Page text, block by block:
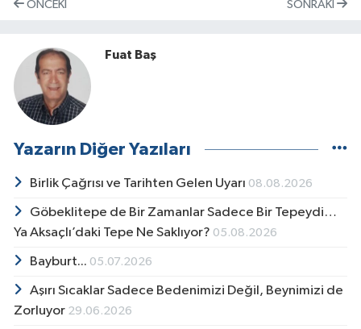
ÖNCEKI SONRAKI
Fuat Baş
Yazarın Diğer Yazıları
Birlik Çağrısı ve Tarihten Gelen Uyarı 08.08.2026
Göbeklitepe de Bir Zamanlar Sadece Bir Tepeydi…
Ya Aksaçlı’daki Tepe Ne Saklıyor? 05.08.2026
Bayburt... 05.07.2026
Aşırı Sıcaklar Sadece Bedenimizi Değil, Beynimizi de
Zorluyor 29.06.2026